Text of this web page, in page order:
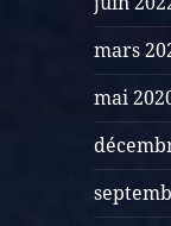
mars
mai